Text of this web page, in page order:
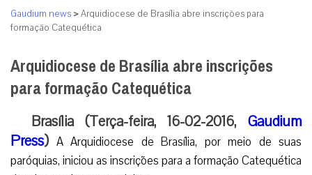
Gaudium news >Arquidiocese de Brasília abre inscrições para
formação Catequética
Arquidiocese de Brasília abre inscrições
para formação Catequética
Brasília (Terça-feira, 16-02-2016, Gaudium
Press) A Arquidiocese de Brasília, por meio de suas
paróquias, iniciou as inscrições para a formação Catequética